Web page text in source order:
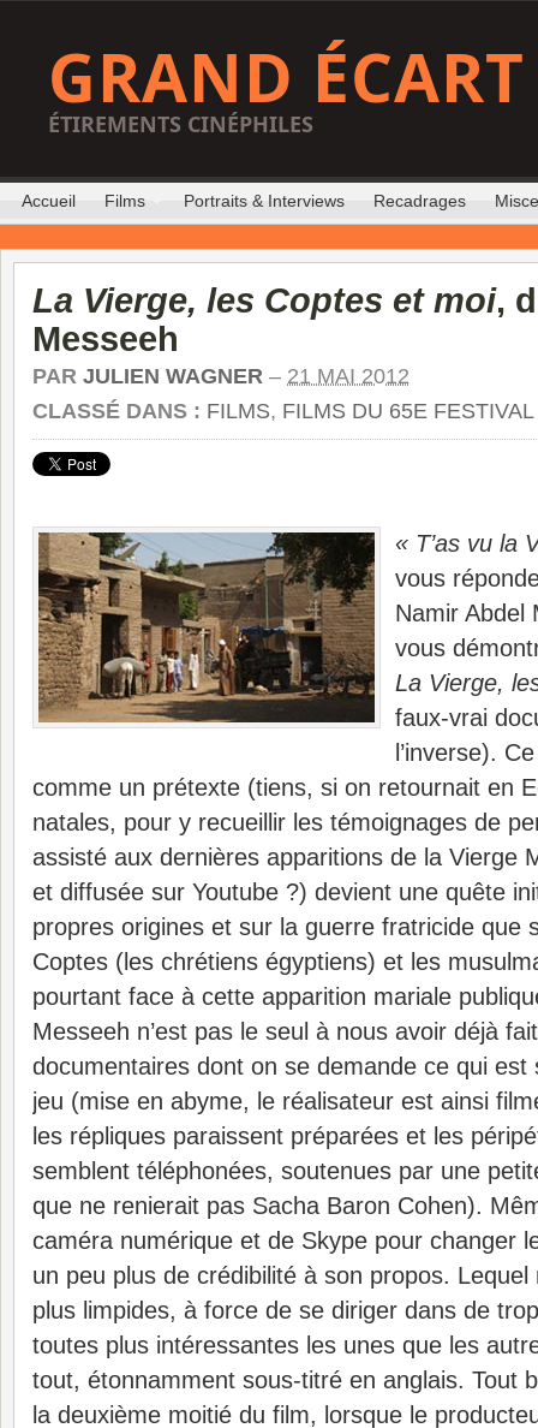
GRAND ÉCART
ÉTIREMENTS CINÉPHILES
Accueil Films Portraits & Interviews Recadrages
La Vierge, les Coptes et moi,
Messeeh
PAR JULIEN WAGNER – 21 MAI 2012
CLASSÉ DANS : FILMS, FILMS DU 65E
« T’as vu la
vous
Namir Abdel
vous
La Vierge,
faux-vrai
l’inverse).
comme un prétexte (tiens, si on retournait en
natales, pour y recueillir les témoignages de
assisté aux dernières apparitions de la Vierge
et diffusée sur Youtube ?) devient une quête
propres origines et sur la guerre fratricide que
Coptes (les chrétiens égyptiens) et les
pourtant face à cette apparition mariale
Messeeh n’est pas le seul à nous avoir déjà
documentaires dont on se demande ce qui est
jeu (mise en abyme, le réalisateur est ainsi
les répliques paraissent préparées et les
semblent téléphonées, soutenues par une
que ne renierait pas Sacha Baron Cohen).
caméra numérique et de Skype pour changer
un peu plus de crédibilité à son propos. Lequel
plus limpides, à force de se diriger dans de
toutes plus intéressantes les unes que les
tout, étonnamment sous-titré en anglais. Tout
la deuxième moitié du film, lorsque le